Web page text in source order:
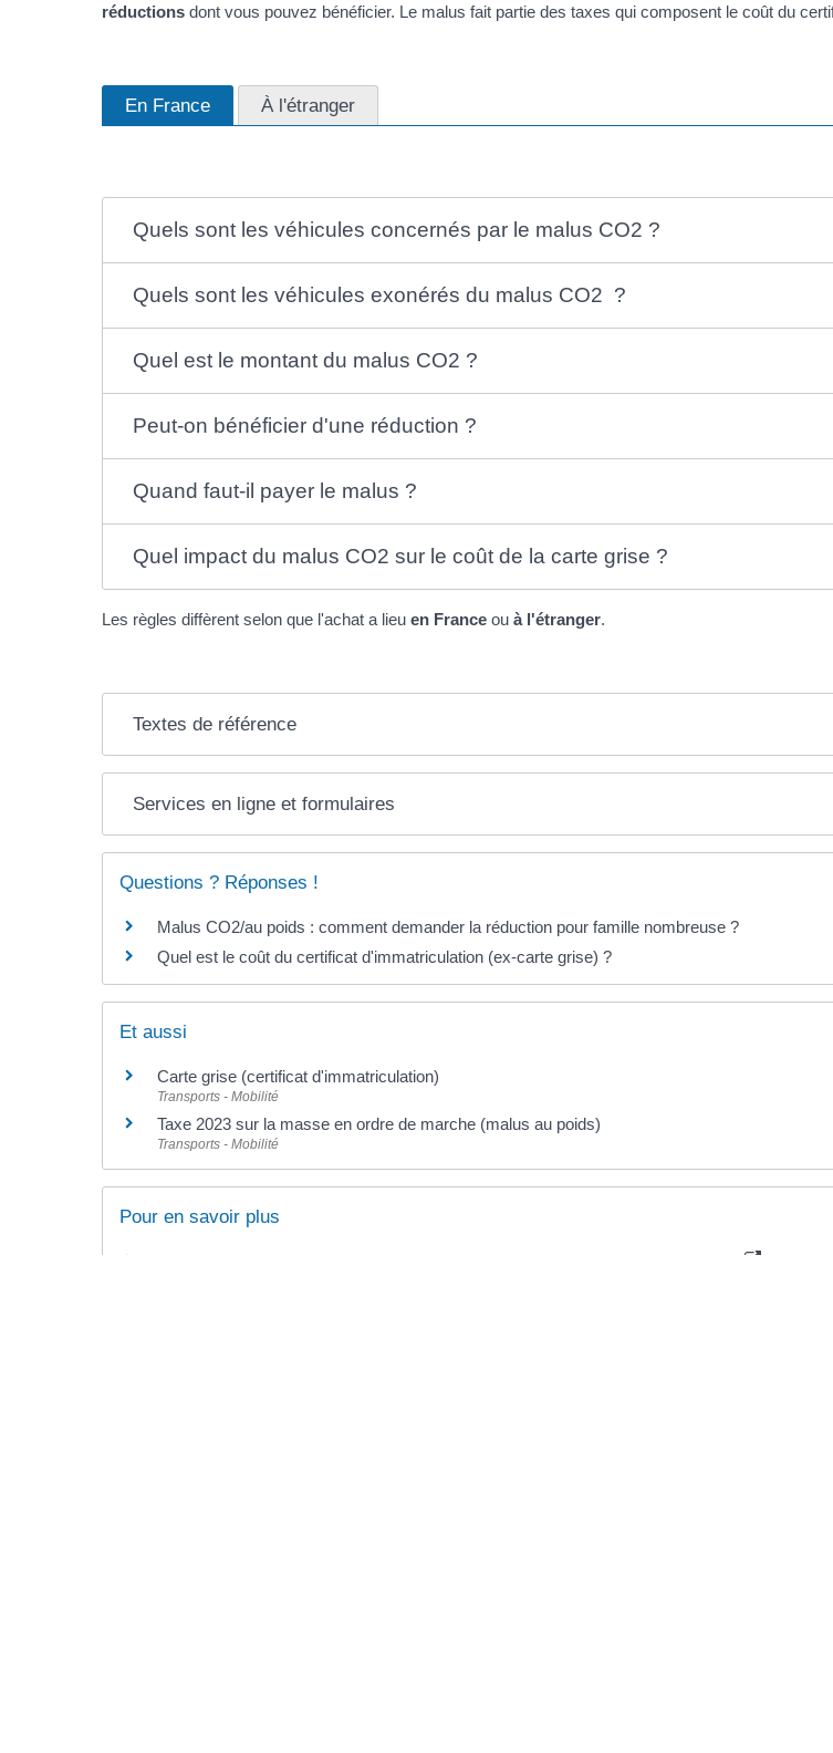
réductions dont vous pouvez bénéficier. Le malus fait partie des taxes qui composent le coût du
En France À l'étranger
Quels sont les véhicules concernés par le malus CO2 ?
Quels sont les véhicules exonérés du malus CO2 ?
Quel est le montant du malus CO2 ?
Peut-on bénéficier d'une réduction ?
Quand faut-il payer le malus ?
Quel impact du malus CO2 sur le coût de la carte grise ?
Les règles diffèrent selon que l'achat a lieu en France ou à l'étranger.
Textes de référence
Services en ligne et formulaires
Questions ? Réponses !
Malus CO2/au poids : comment demander la réduction pour famille nombreuse ?
Quel est le coût du certificat d'immatriculation (ex-carte grise) ?
Et aussi
Carte grise (certificat d'immatriculation)
Transports - Mobilité
Taxe 2023 sur la masse en ordre de marche (malus au poids)
Transports - Mobilité
Pour en savoir plus